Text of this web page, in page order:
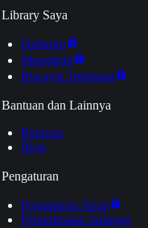
Library Saya
Daftarku
Mengikuti
Riwayat Tontonan
Bantuan dan Lainnya
Bantuan
Blog
Pengaturan
Pengaturan Akun
Pemeriksaan Jaringan